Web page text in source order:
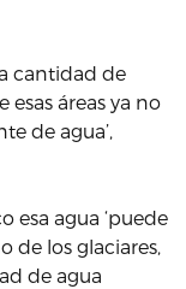
cantidad de
esas áreas ya no
de agua’,
esa agua ‘puede
de los glaciares,
de agua